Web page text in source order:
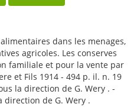
dans les menages,
agricoles. Les conserves
familiale et pour la vente par
et Fils 1914 - 494 p. il. n. 19
la direction de G. Wery . -
direction de G. Wery .